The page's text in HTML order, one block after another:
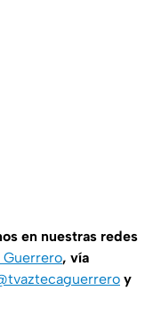
en nuestras redes
, vía
y